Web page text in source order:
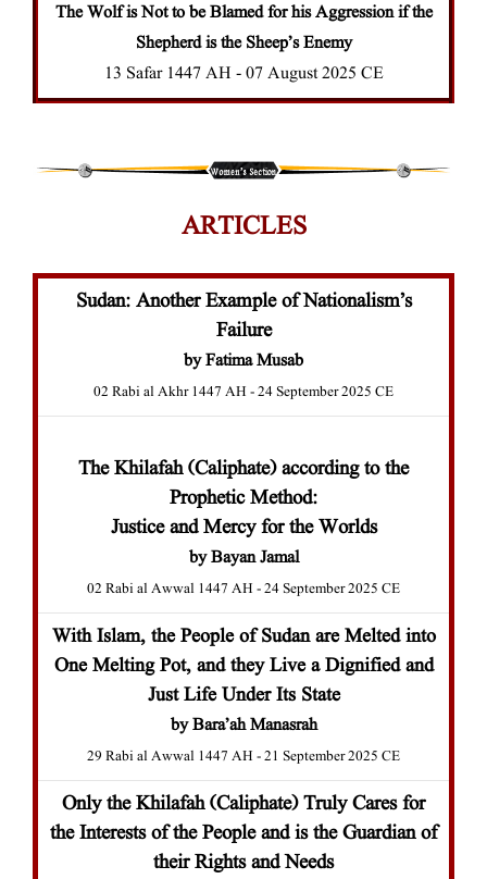
The Wolf is Not to be Blamed for his Aggression if the
Shepherd is the Sheep’s Enemy
13 Safar 1447 AH - 07 August 2025 CE
ARTICLES
Sudan: Another Example of Nationalism’s
Failure
by Fatima Musab
02 Rabi al Akhr 1447 AH - 24 September 2025 CE
The Khilafah (Caliphate) according to the
Prophetic Method:
Justice and Mercy for the Worlds
by Bayan Jamal
02 Rabi al Awwal 1447 AH - 24 September 2025 CE
With Islam, the People of Sudan are Melted into
One Melting Pot, and they Live a Dignified and
Just Life Under Its State
by Bara’ah Manasrah
29 Rabi al Awwal 1447 AH - 21 September 2025 CE
Only the Khilafah (Caliphate) Truly Cares for
the Interests of the People and is the Guardian of
their Rights and Needs